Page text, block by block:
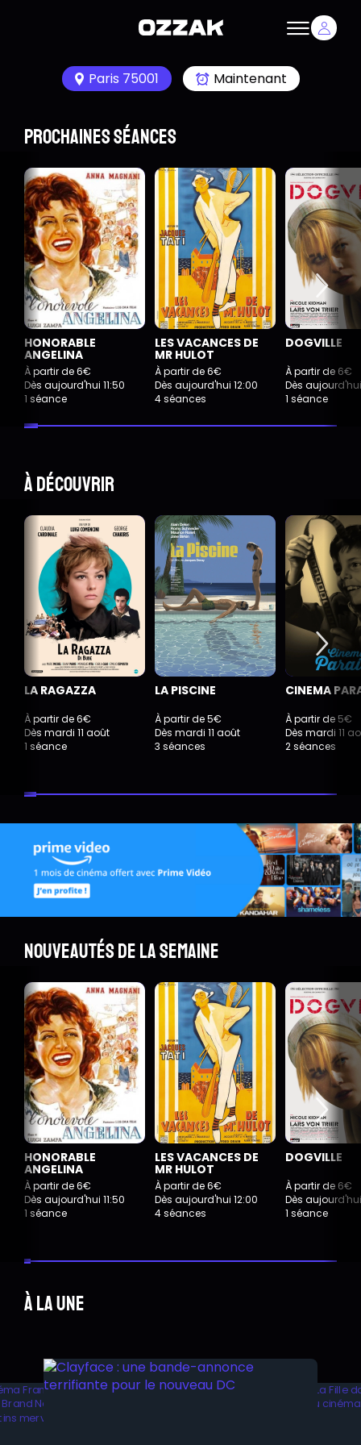
Paris 75001 Maintenant
Prochaines séances
HONORABLE
ANGELINA
À partir de 6€
Dès aujourd'hui 11:50
1 séance
LES VACANCES DE
MR HULOT
À partir de 6€
Dès aujourd'hui 12:00
4 séances
DOGVILLE
À partir de 6€
Dès
1 séance
À découvrir
LA RAGAZZA
À partir de 6€
Dès mardi 11 août
1 séance
LA PISCINE
À partir de 5€
Dès mardi 11 août
3 séances
CINEMA
À partir de 5€
Dès mardi 11
2 séances
Nouveautés de la semaine
HONORABLE
ANGELINA
À partir de 6€
Dès aujourd'hui 11:50
1 séance
LES VACANCES DE
MR HULOT
À partir de 6€
Dès aujourd'hui 12:00
4 séances
DOGVILLE
À partir de 6€
Dès
1 séance
À la une